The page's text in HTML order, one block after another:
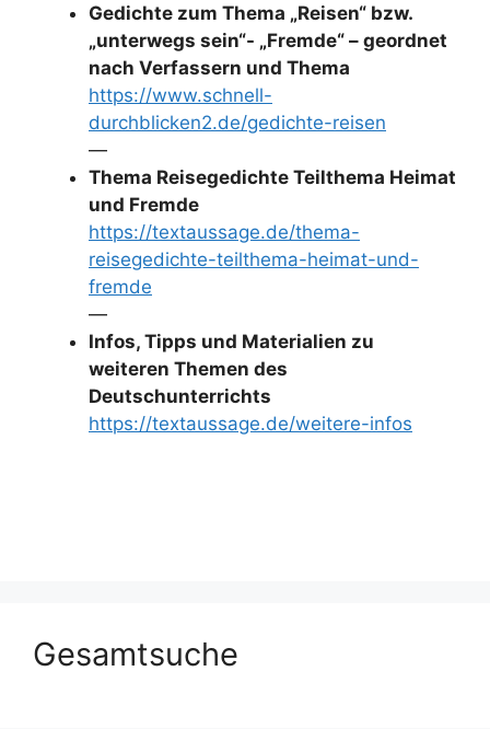
Gedichte zum Thema „Reisen“ bzw.
„unterwegs sein“- „Fremde“ – geordnet
nach Verfassern und Thema
https://www.schnell-
durchblicken2.de/gedichte-reisen
—
Thema Reisegedichte Teilthema Heimat
und Fremde
https://textaussage.de/thema-
reisegedichte-teilthema-heimat-und-
fremde
—
Infos, Tipps und Materialien zu
weiteren Themen des
Deutschunterrichts
https://textaussage.de/weitere-infos
Gesamtsuche